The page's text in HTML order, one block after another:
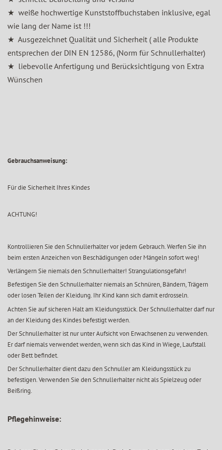
★ weiße hochwertige Kunststoffbuchstaben inklusive, egal
wie lang der Name ist !!!
★ Ausgezeichnet Qualität und Sicherheit ( alle Produkte
entsprechen der DIN EN 12586, (Norm für Schnullerhalter)
★ liebevolle Anfertigung und Berücksichtigung von Extra
Wünschen
Gebrauchsanweisung:
Für die Sicherheit Ihres Kindes
ACHTUNG!
Kontrollieren Sie den Schnullerhalter vor jedem Gebrauch. Werfen Sie ihn
beim ersten Anzeichen von Beschädigungen oder Mängeln sofort weg!
Verlängern Sie niemals den Schnullerhalter! Strangulationsgefahr!
Befestigen Sie den Schnullerhalter niemals an Schnüren, Bändern, Trägern
oder losen Teilen der Kleidung. Ihr Kind kann sich damit erdrosseln.
Achten Sie auf sicheren Halt am Kleidungsstück. Der Schnullerhalter darf nur
an der Kleidung des Kindes befestigt werden.
Der Schnullerhalter ist nur unter Aufsicht von Erwachsenen zu verwenden.
Er darf niemals verwendet werden, wenn sich das Kind in Wiege, Laufstall
oder Bett befindet.
Der Schnullerhalter dient dazu den Schnuller am Kleidungsstück zu
befestigen. Verwenden Sie den Schnullerhalter nicht als Spielzeug oder
Beißring.
Pflegehinweise: